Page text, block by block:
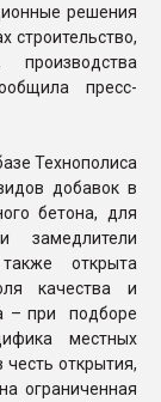
решения
строительство,
пресс-
Технополиса
добавок в
бетона, для
замедлители
открыта
качества и
– при подборе
местных
открытия,
ограниченная